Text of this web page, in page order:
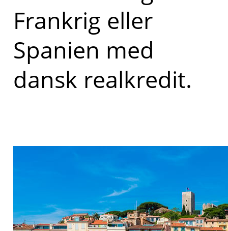
Frankrig eller
Spanien med
dansk realkredit.